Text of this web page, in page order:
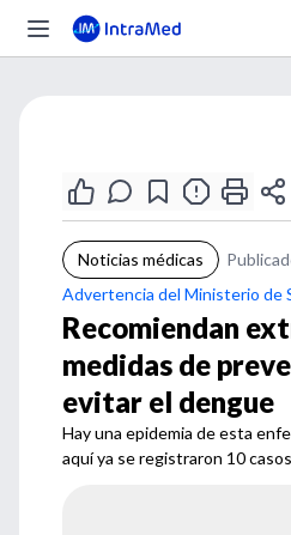
Noticias médicas
Advertencia del Ministerio de
Recomiendan
medidas de
evitar el dengue
Hay una epidemia de esta
aquí ya se registraron 10